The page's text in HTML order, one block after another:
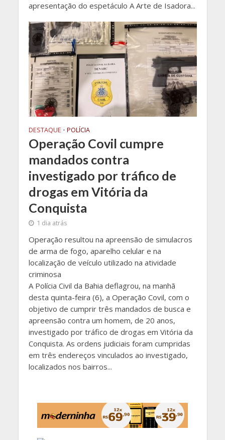
apresentação do espetáculo A Arte de Isadora...
DESTAQUE • POLÍCIA
Operação Covil cumpre
mandados contra
investigado por tráfico de
drogas em Vitória da
Conquista
1 dia atrás
Operação resultou na apreensão de simulacros
de arma de fogo, aparelho celular e na
localização de veículo utilizado na atividade
criminosa
A Polícia Civil da Bahia deflagrou, na manhã
desta quinta-feira (6), a Operação Covil, com o
objetivo de cumprir três mandados de busca e
apreensão contra um homem, de 20 anos,
investigado por tráfico de drogas em Vitória da
Conquista. As ordens judiciais foram cumpridas
em três endereços vinculados ao investigado,
localizados nos bairros...